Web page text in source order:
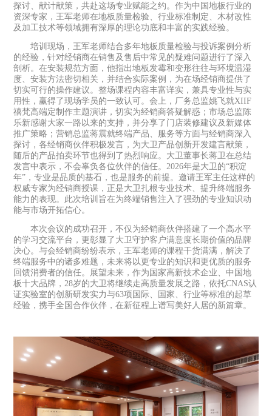
探讨、献计献策，共赴这场专业赋能之约。作为中国地板行业的
资深专家，王军老师在地板质量检验、行业标准制定、木材改性
及加工技术等领域拥有深厚的理论功底和丰富的实践经验。
培训现场，王军老师结合多年地板质量检验与投诉案例分析
的经验，针对经销商在销售及售后中常见的疑难问题进行了深入
剖析。在安装规范方面，他指出地板发霉和变形往往与环境温湿
度、安装方法密切相关，并结合实际案例，为在场经销商提供了
切实可行的操作建议。整场课程内容丰富详实，兼具专业性与实
用性，赢得了现场学员的一致认可。会上，厂务总监姚飞就XIIF
禧梵高端定制作主题演讲，切实为经销商答疑解惑；市场总监陈
乐新感谢大家一路以来的支持，并分享了门店装修建议及新媒体
推广策略；营销总监蒋震就终端产品、服务等方面与经销商深入
探讨，各经销商伙伴积极发言，为大卫产品创新开发建言献策，
随后的产品拍卖环节也得到了热烈响应。大卫董事长蒋卫在总结
发言中表示，不会辜负各位伙伴的信任。2026年是大卫的“积淀
年”，专业是品质的基石，也是服务的前提。邀请王军主任这样的
权威专家为经销商授课，正是大卫扎根专业技术、提升终端服务
能力的表现。此次培训旨在为终端销售注入了强劲的专业知识动
能与市场开拓信心。
本次会议的成功召开，不仅为经销商伙伴搭建了一个高水平
的学习交流平台，更彰显了大卫守护客户满意度长期价值的品牌
决心。与会经销商纷纷表示，王军老师的课程干货满满，解决了
终端服务中的诸多难题，未来将以更专业的知识和更优质的服务
回馈消费者的信任。展望未来，作为国家高新技术企业、中国地
板十大品牌，28岁的大卫将继续走高质量发展之路，依托CNAS认
证实验室的创新研发实力与63项国际、国家、行业等标准的起草
经验，携手全国合作伙伴，在新征程上谱写美好人居的新篇章。